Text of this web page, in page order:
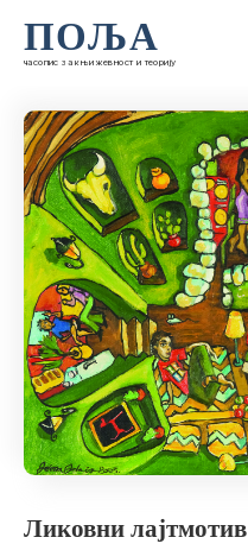
ПОЉА
часопис за књижевност и теорију
Ликовни лајтмотив